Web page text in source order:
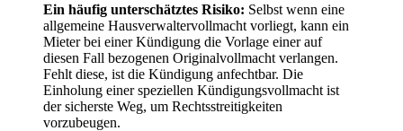
Ein häufig unterschätztes Risiko: Selbst wenn eine
allgemeine Hausverwaltervollmacht vorliegt, kann ein
Mieter bei einer Kündigung die Vorlage einer auf
diesen Fall bezogenen Originalvollmacht verlangen.
Fehlt diese, ist die Kündigung anfechtbar. Die
Einholung einer speziellen Kündigungsvollmacht ist
der sicherste Weg, um Rechtsstreitigkeiten
vorzubeugen.